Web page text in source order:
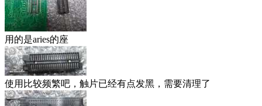
用的是aries的座
使用比较频繁吧，触片已经有点发黑，需要清理了